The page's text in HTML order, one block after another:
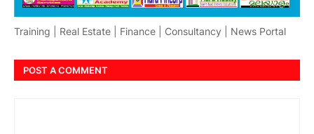
Training | Real Estate | Finance | Consultancy | News Portal
POST A COMMENT